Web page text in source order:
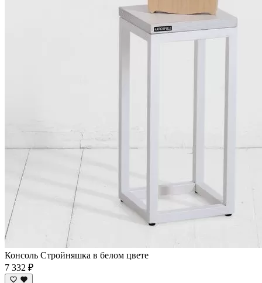
Консоль Стройняшка в белом цвете
7 332 ₽